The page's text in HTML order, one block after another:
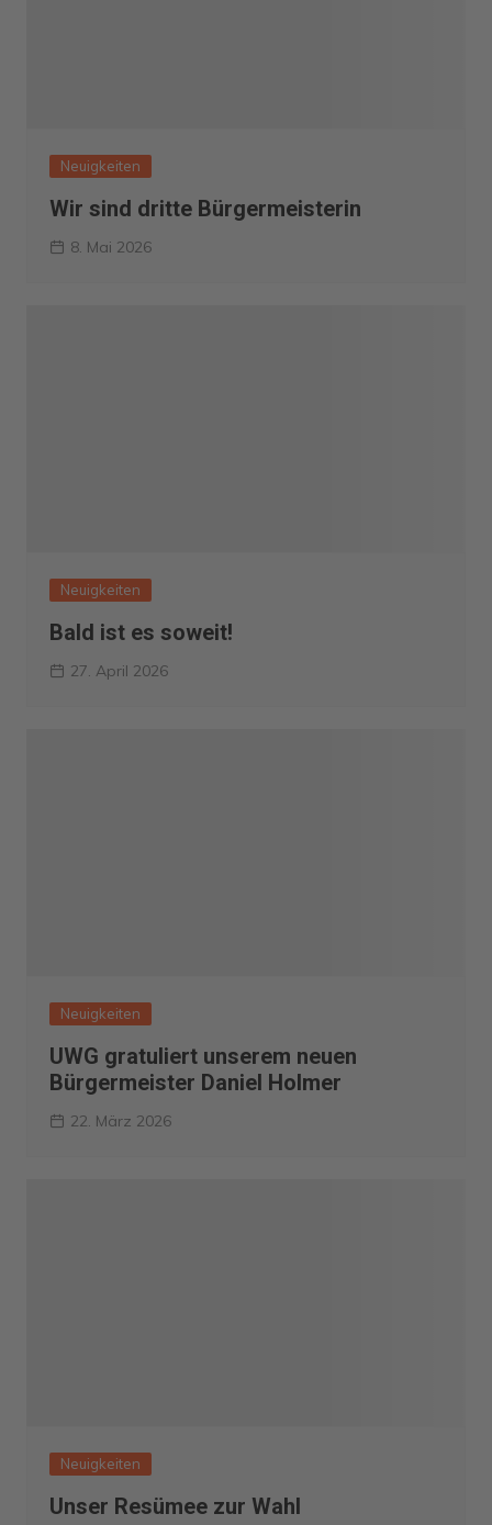
Neuigkeiten
Wir sind dritte Bürgermeisterin
8. Mai 2026
Neuigkeiten
Bald ist es soweit!
27. April 2026
Neuigkeiten
UWG gratuliert unserem neuen
Bürgermeister Daniel Holmer
22. März 2026
Neuigkeiten
Unser Resümee zur Wahl